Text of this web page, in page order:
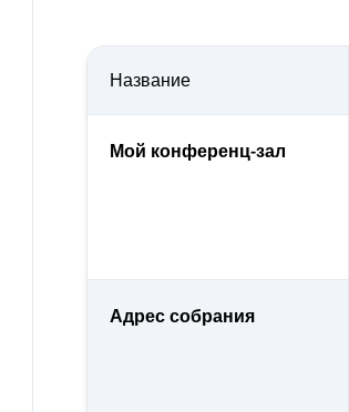
Название
Мой конференц-зал
Адрес собрания